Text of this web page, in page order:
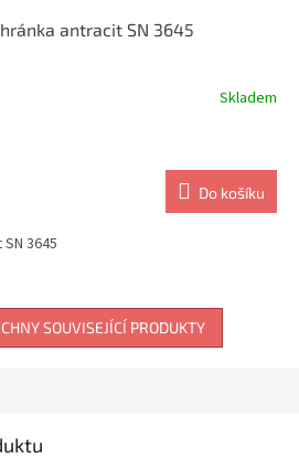
antracit SN 3645
Skladem
Do košíku
3645
SOUVISEJÍCÍ PRODUKTY